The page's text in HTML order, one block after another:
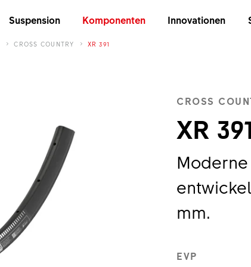
Suspension Komponenten Innovationen
CROSS COUNTRY XR 391
CROSS
XR 391
mm.
EVP